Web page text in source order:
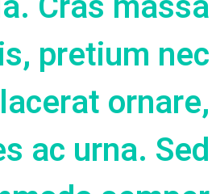
pretium nec
ornare,
ac urna. Sed